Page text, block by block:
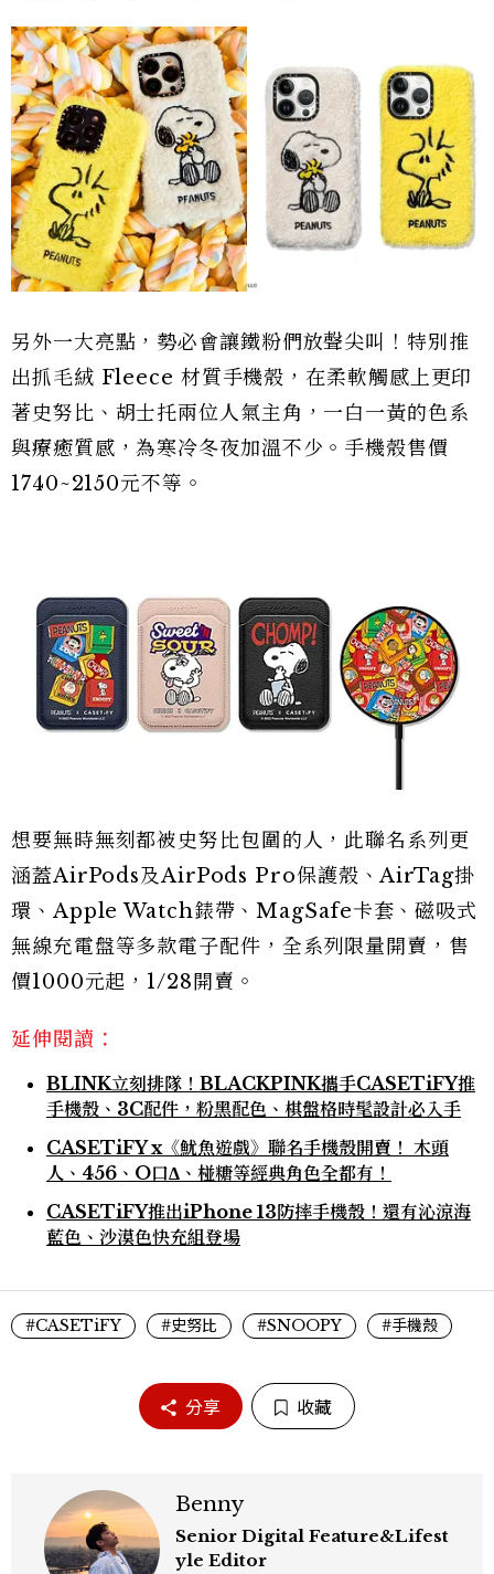
另外一大亮點，勢必會讓鐵粉們放聲尖叫！特別推
出抓毛絨 Fleece 材質手機殼，在柔軟觸感上更印
著史努比、胡士托兩位人氣主角，一白一黃的色系
與療癒質感，為寒冷冬夜加溫不少。手機殼售價
1740~2150元不等。
想要無時無刻都被史努比包圍的人，此聯名系列更
涵蓋AirPods及AirPods Pro保護殼、AirTag掛
環、Apple Watch錶帶、MagSafe卡套、磁吸式
無線充電盤等多款電子配件，全系列限量開賣，售
價1000元起，1/28開賣。
延伸閱讀：
BLINK立刻排隊！BLACKPINK攜手CASETiFY推
手機殼、3C配件，粉黑配色、棋盤格時髦設計必入手
CASETiFY x《魷魚遊戲》聯名手機殼開賣！ 木頭
人、456、O口Δ、椪糖等經典角色全都有！
CASETiFY推出iPhone 13防摔手機殼！還有沁涼海
藍色、沙漠色快充組登場
#CASETiFY #史努比 #SNOOPY #手機殼
分享 收藏
Benny
Senior Digital Feature&Lifest
yle Editor